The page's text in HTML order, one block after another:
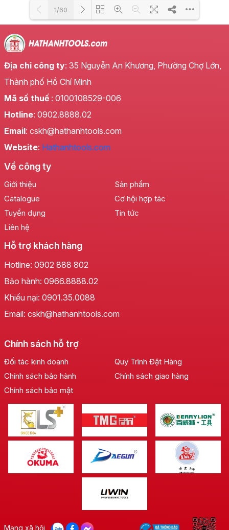
Loading PDF 32% ...
1/60
Địa chỉ công ty: 35 Nguyễn An Khương, Phường Chợ Lớn,
Thành phố Hồ Chí Minh
Mã số thuế : 0100108529-006
Hotline: 0902.8888.02
Email: cskh@hathanhtools.com
Website: Hathanhtools.com
Về công ty
Giới thiệu
Sản phẩm
Catalogue
Cơ hội hợp tác
Tuyển dụng
Tin tức
Liên hệ
Hỗ trợ khách hàng
Hotline: 0902 888 802
Bảo hành: 0966.8888.02
Khiếu nại: 0901.35.0088
Email: cskh@hathanhtools.com
Chính sách hỗ trợ
Đối tác kinh doanh
Quy Trình Đặt Hàng
Chính sách bảo hành
Chính sách giao hàng
Chính sách bảo mật
Mạng xã hội